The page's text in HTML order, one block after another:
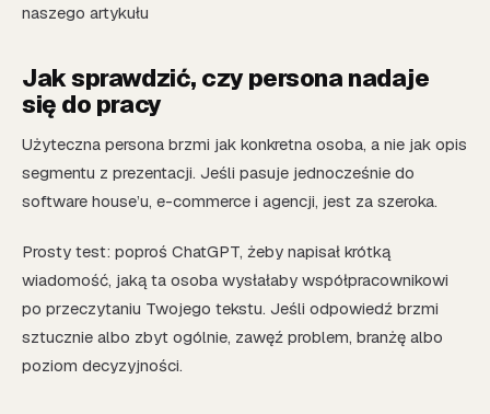
naszego artykułu
Jak sprawdzić, czy persona nadaje
się do pracy
Użyteczna persona brzmi jak konkretna osoba, a nie jak opis
segmentu z prezentacji. Jeśli pasuje jednocześnie do
software house’u, e-commerce i agencji, jest za szeroka.
Prosty test: poproś ChatGPT, żeby napisał krótką
wiadomość, jaką ta osoba wysłałaby współpracownikowi
po przeczytaniu Twojego tekstu. Jeśli odpowiedź brzmi
sztucznie albo zbyt ogólnie, zawęź problem, branżę albo
poziom decyzyjności.